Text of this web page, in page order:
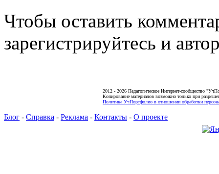
Чтобы оставить
зарегистрируйтесь и
2012 - 2026 Педагогическое Интернет-сообщество
Копирование материалов возможно только при
Политика УчПортфолио в отношении обработки
Блог - Справка - Реклама - Контакты - О проекте